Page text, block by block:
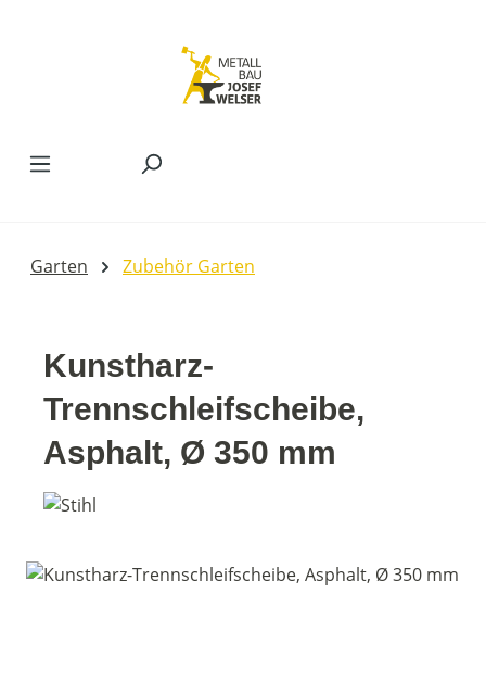
Garten Zubehör Garten
Kunstharz-
Trennschleifscheibe,
Asphalt, Ø 350 mm
Bildergalerie überspringen